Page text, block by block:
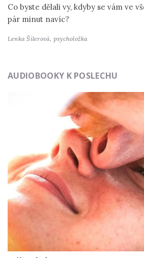
Co byste dělali vy, kdyby se vám ve
pár minut navíc?
Lenka Šilerová, psycholožka
AUDIOBOOKY K POSLECHU